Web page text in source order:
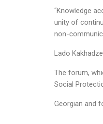
“Knowledge
unity of
non-
Lado
The forum,
Social
Georgian and